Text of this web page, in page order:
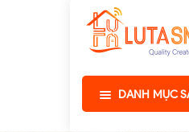
DANH MỤC